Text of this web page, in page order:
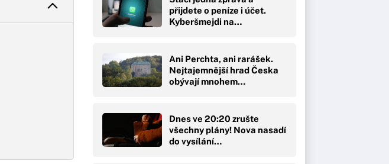
přijdete o peníze i účet.
Kyberšmejdi na…
Ani Perchta, ani rarášek.
Nejtajemnější hrad Česka
obývají mnohem…
Dnes ve 20:20 zrušte
všechny plány! Nova nasadí
do vysílání…